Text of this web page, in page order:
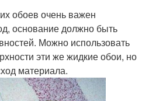
обоев очень важен
основание должно быть
Можно использовать
эти же жидкие обои, но
материала.